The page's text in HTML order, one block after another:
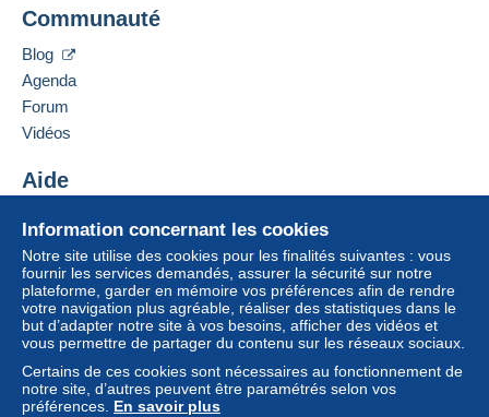
Information concernant les cookies
Notre site utilise des cookies pour les finalités suivantes : vous
fournir les services demandés, assurer la sécurité sur notre
plateforme, garder en mémoire vos préférences afin de rendre
votre navigation plus agréable, réaliser des statistiques dans le
but d’adapter notre site à vos besoins, afficher des vidéos et
vous permettre de partager du contenu sur les réseaux sociaux.
Certains de ces cookies sont nécessaires au fonctionnement de
notre site, d’autres peuvent être paramétrés selon vos
préférences. En savoir plus
Communauté
Blog
Agenda
Forum
Vidéos
Aide
Acheter sur Delcampe
Vendre sur Delcampe
Un site sécurisé